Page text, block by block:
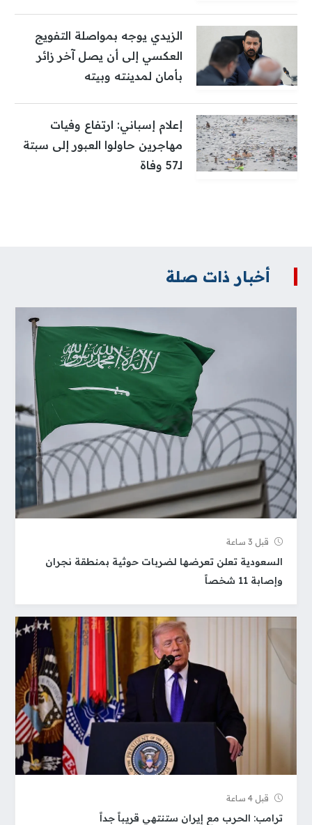
الزيدي يوجه بمواصلة التفويج
العكسي إلى أن يصل آخر زائر
بأمان لمدينته وبيته
إعلام إسباني: ارتفاع وفيات
مهاجرين حاولوا العبور إلى سبتة
لـ57 وفاة
أخبار ذات صلة
قبل 3 ساعة
السعودية تعلن تعرضها لضربات حوثية بمنطقة نجران
وإصابة 11 شخصاً
قبل 4 ساعة
ترامب: الحرب مع إيران ستنتهي قريباً جداً